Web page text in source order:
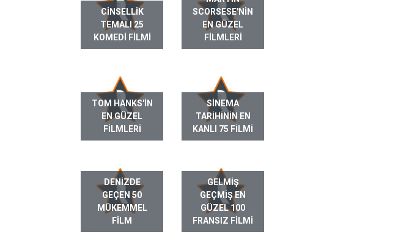
CINSELLIK
TEMALI 25
KOMEDI FILMI
SCORSESE'NIN
EN GÜZEL
FILMLERI
TOM HANKS'IN
EN GÜZEL
FILMLERI
SINEMA
TARIHININ EN
KANLI 75 FILMI
DENIZDE
GEÇEN 50
MÜKEMMEL
FILM
GELMIŞ
GEÇMIŞ EN
GÜZEL 100
FRANSIZ FILMI